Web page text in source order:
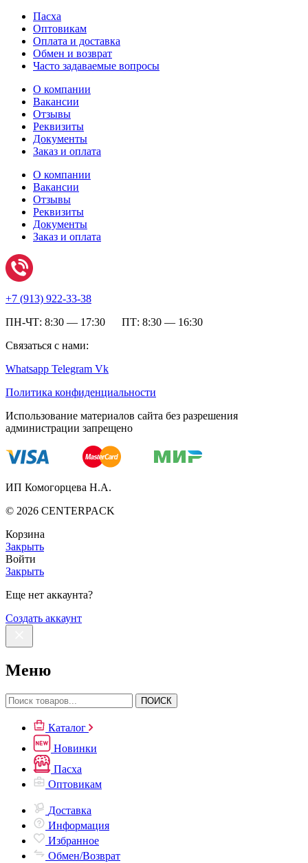
Пасха
Оптовикам
Оплата и доставка
Обмен и возврат
Часто задаваемые вопросы
О компании
Вакансии
Отзывы
Реквизиты
Документы
Заказ и оплата
О компании
Вакансии
Отзывы
Реквизиты
Документы
Заказ и оплата
+7 (913) 922-33-38
ПН-ЧТ: 8:30 — 17:30 ПТ: 8:30 — 16:30
Связаться с нами:
Whatsapp Telegram Vk
Политика конфиденциальности
Использование материалов сайта без разрешения
администрации запрещено
ИП Комогорцева Н.А.
© 2026 CENTERPACK
Корзина
Закрыть
Войти
Закрыть
Еще нет аккаунта?
Создать аккаунт
Меню
ПОИСК
Каталог
Новинки
Пасха
Оптовикам
Доставка
Информация
Избранное
Обмен/Возврат